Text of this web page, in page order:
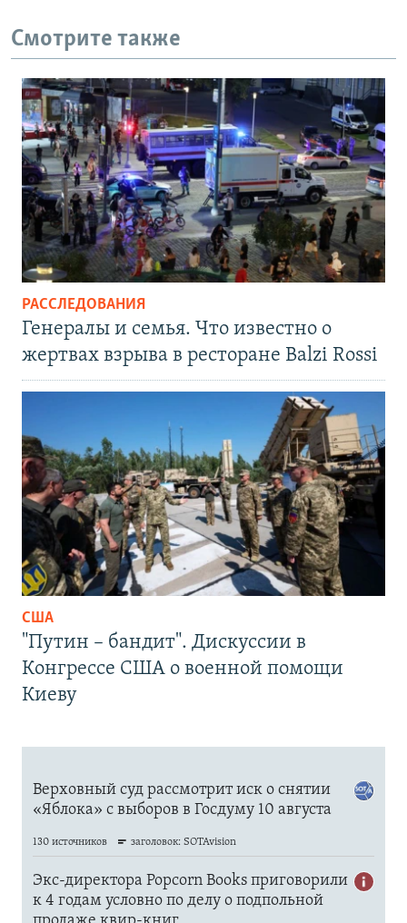
Смотрите также
РАССЛЕДОВАНИЯ
Генералы и семья. Что известно о
жертвах взрыва в ресторане Balzi Rossi
США
"Путин – бандит". Дискуссии в
Конгрессе США о военной помощи
Киеву